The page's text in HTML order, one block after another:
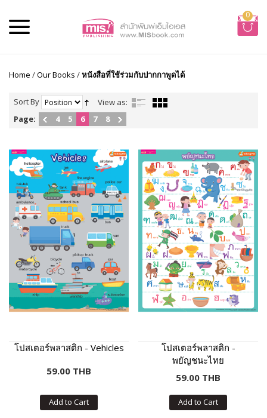
0
Home /Our Books /หนังสือที่ใช้ร่วมกับปากกาพูดได้
Sort By
View as:
Page:
4 5 6 7 8
โปสเตอร์พลาสติก - Vehicles
59.00 THB
Add to Cart
โปสเตอร์พลาสติก -
พยัญชนะไทย
59.00 THB
Add to Cart